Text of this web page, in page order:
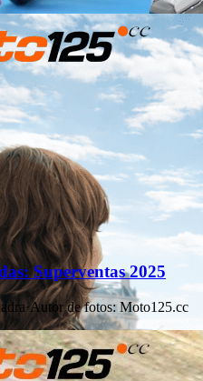
Superventas 2025
·Autor de fotos: Moto125.cc